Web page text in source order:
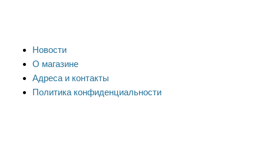
Новости
О магазине
Адреса и контакты
Политика конфиденциальности